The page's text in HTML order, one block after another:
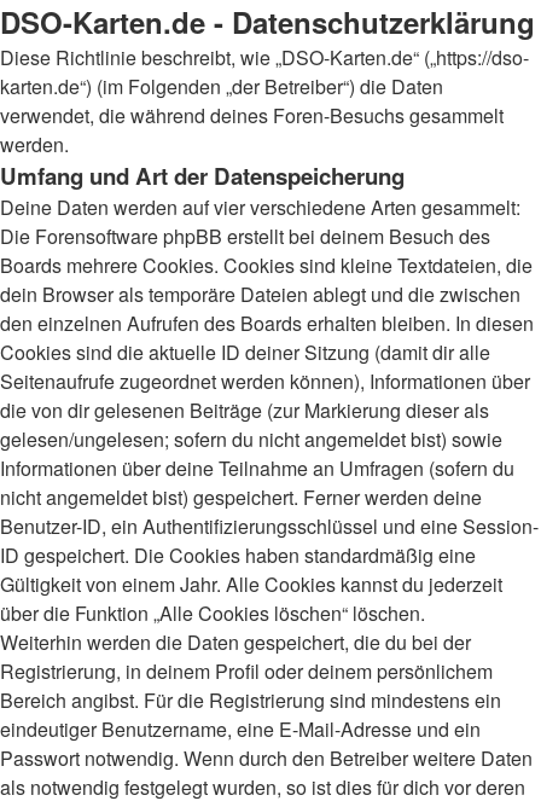
DSO-Karten.de - Datenschutzerklärung
Diese Richtlinie beschreibt, wie „DSO-Karten.de“ („https://dso-
karten.de“) (im Folgenden „der Betreiber“) die Daten
verwendet, die während deines Foren-Besuchs gesammelt
werden.
Umfang und Art der Datenspeicherung
Deine Daten werden auf vier verschiedene Arten gesammelt:
Die Forensoftware phpBB erstellt bei deinem Besuch des
Boards mehrere Cookies. Cookies sind kleine Textdateien, die
dein Browser als temporäre Dateien ablegt und die zwischen
den einzelnen Aufrufen des Boards erhalten bleiben. In diesen
Cookies sind die aktuelle ID deiner Sitzung (damit dir alle
Seitenaufrufe zugeordnet werden können), Informationen über
die von dir gelesenen Beiträge (zur Markierung dieser als
gelesen/ungelesen; sofern du nicht angemeldet bist) sowie
Informationen über deine Teilnahme an Umfragen (sofern du
nicht angemeldet bist) gespeichert. Ferner werden deine
Benutzer-ID, ein Authentifizierungsschlüssel und eine Session-
ID gespeichert. Die Cookies haben standardmäßig eine
Gültigkeit von einem Jahr. Alle Cookies kannst du jederzeit
über die Funktion „Alle Cookies löschen“ löschen.
Weiterhin werden die Daten gespeichert, die du bei der
Registrierung, in deinem Profil oder deinem persönlichem
Bereich angibst. Für die Registrierung sind mindestens ein
eindeutiger Benutzername, eine E-Mail-Adresse und ein
Passwort notwendig. Wenn durch den Betreiber weitere Daten
als notwendig festgelegt wurden, so ist dies für dich vor deren